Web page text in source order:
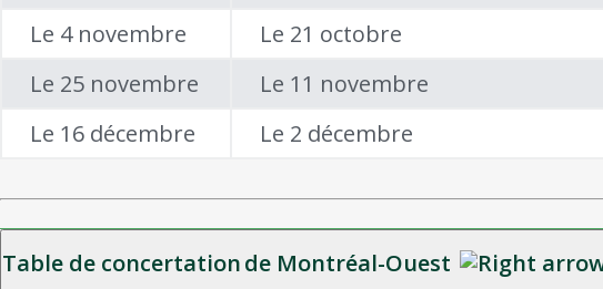
Le 4 novembre
Le 21 octobre
Le 25 novembre
Le 11 novembre
Le 16 décembre
Le 2 décembre
Table de concertation de Montréal-Ouest